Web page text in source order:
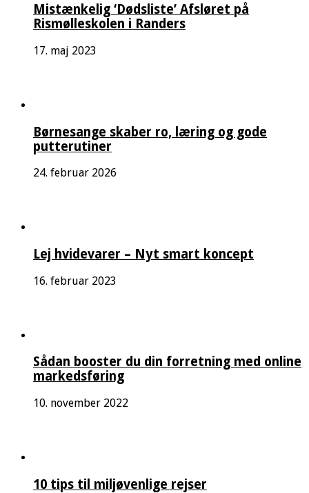
Mistænkelig ‘Dødsliste’ Afsløret på
Rismølleskolen i Randers
17. maj 2023
Børnesange skaber ro, læring og gode
putterutiner
24. februar 2026
Lej hvidevarer – Nyt smart koncept
16. februar 2023
Sådan booster du din forretning med online
markedsføring
10. november 2022
10 tips til miljøvenlige rejser